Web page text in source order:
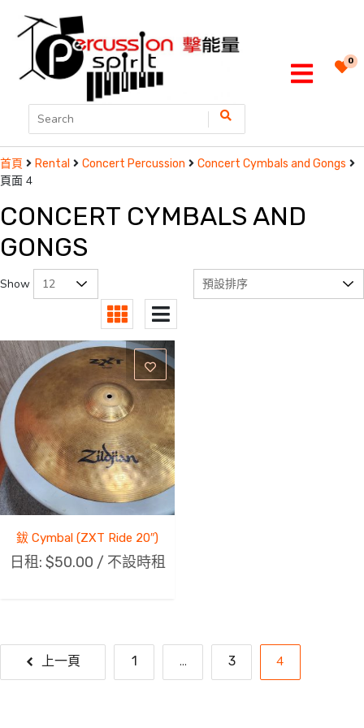
0
首頁 Rental Concert Percussion Concert Cymbals and Gongs
頁面 4
CONCERT CYMBALS AND
GONGS
Show
鈸 Cymbal (ZXT Ride 20″)
日租: $50.00 / 不設時租
上一頁 1 ... 3 4